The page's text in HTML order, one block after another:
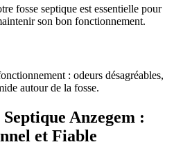
fosse septique est essentielle pour
son bon fonctionnement.
: odeurs désagréables,
autour de la fosse.
Anzegem :
et Fiable